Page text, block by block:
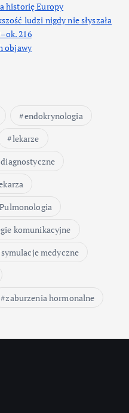
historię Europy
ludzi nigdy nie słyszała
216
objawy
endokrynologia
lekarze
Pulmonologia
komunikacyjne
symulacje medyczne
zaburzenia hormonalne